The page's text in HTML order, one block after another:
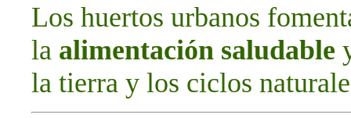
Los huertos urbanos
la alimentación saludable
la tierra y los ciclos